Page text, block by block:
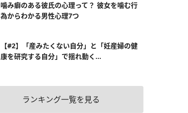
噛み癖のある彼氏の心理って？ 彼女を噛む行
為からわかる男性心理7つ
【#2】「産みたくない自分」と「妊産婦の健
康を研究する自分」で揺れ動く...
ランキング一覧を見る